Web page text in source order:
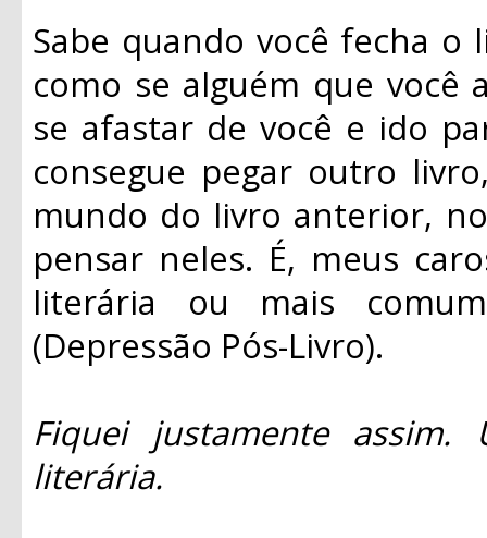
Sabe quando você fecha
como se alguém que você
se afastar de você e ido
consegue pegar outro
mundo do livro anterior,
pensar neles. É, meus
literária ou mais
(Depressão Pós-Livro).
Fiquei justamente
literária.